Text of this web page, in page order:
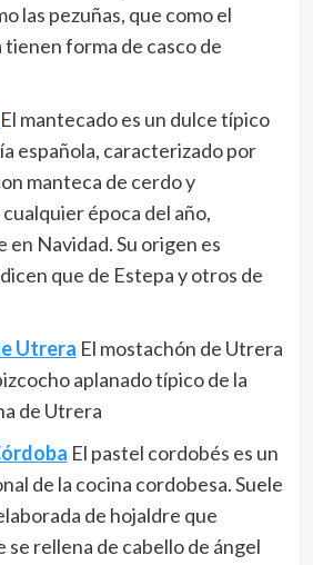
las pezuñas, que como el
forma de casco de
El mantecado es un dulce típico
española, caracterizado por
manteca de cerdo y
época del año,
en Navidad. Su origen es
que de Estepa y otros de
Utrera El mostachón de Utrera
aplanado típico de la
de Utrera
El pastel cordobés es un
de la cocina cordobesa.​ Suele
de hojaldre que
rellena de cabello de ángel